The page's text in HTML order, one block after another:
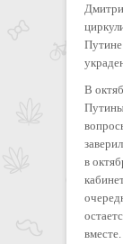
Путине
В
в